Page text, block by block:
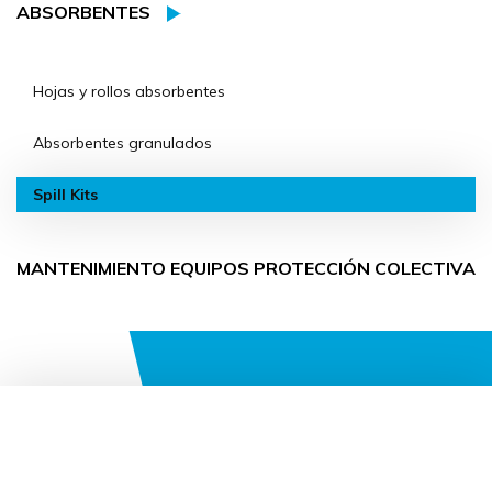
ABSORBENTES
Hojas y rollos absorbentes
Absorbentes granulados
Spill Kits
MANTENIMIENTO EQUIPOS PROTECCIÓN COLECTIVA